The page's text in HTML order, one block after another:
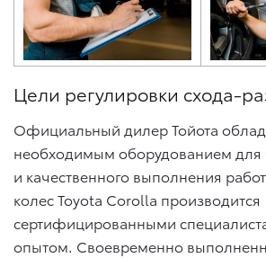
Цели регулировки схода-
Официальный дилер Тойота
необходимым оборудованием для
и качественного выполнения
колес Toyota Corolla производится
сертифицированными
опытом. Своевременно